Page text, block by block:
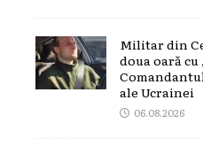
Militar din
doua oară cu
ale Ucrainei
06.08.2026